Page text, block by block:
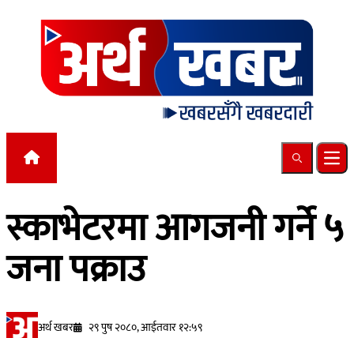
Skip to content
Search
स्काभेटरमा आगजनी गर्ने ५
जना पक्राउ
अर्थ खबर २९ पुष २०८०, आईतवार १२:५९